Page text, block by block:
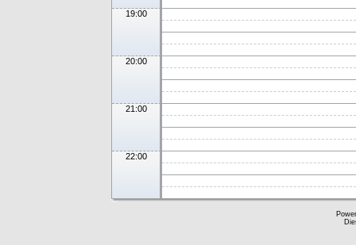
19:00
20:00
21:00
22:00